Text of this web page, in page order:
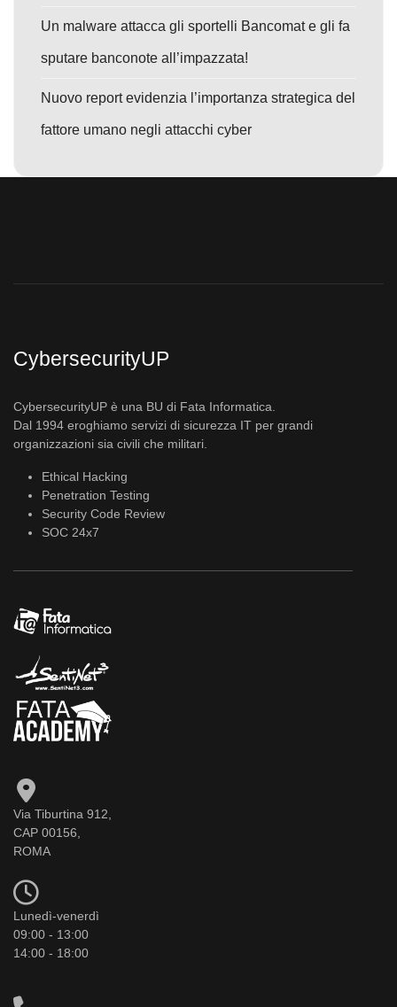
Un malware attacca gli sportelli Bancomat e gli fa
sputare banconote all’impazzata!
Nuovo report evidenzia l’importanza strategica del
fattore umano negli attacchi cyber
CybersecurityUP
CybersecurityUP è una BU di Fata Informatica.
Dal 1994 eroghiamo servizi di sicurezza IT per grandi
organizzazioni sia civili che militari.
Ethical Hacking
Penetration Testing
Security Code Review
SOC 24x7
Via Tiburtina 912,
CAP 00156,
ROMA
Lunedì-venerdì
09:00 - 13:00
14:00 - 18:00